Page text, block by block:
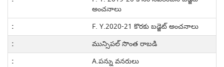
అంచనాలు
F. Y.2020-21 కొరకు బడ్జెట్ అంచనాలు
మున్సిపల్ సొంత రాబడి
A.పన్ను వనరులు